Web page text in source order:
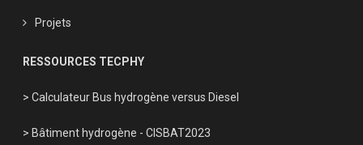
Projets
RESSOURCES TECPHY
> Calculateur Bus hydrogène versus Diesel
> Bâtiment hydrogène - CISBAT2023